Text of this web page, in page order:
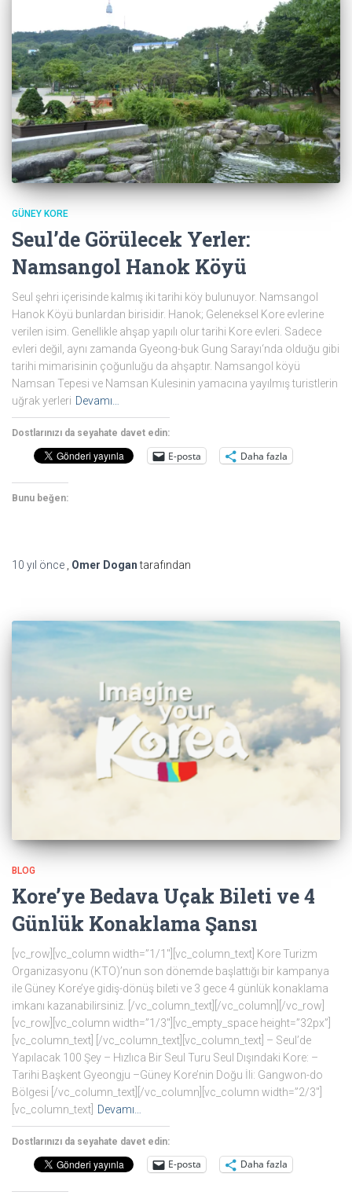
GÜNEY KORE
Seul’de Görülecek Yerler:
Namsangol Hanok Köyü
Seul şehri içerisinde kalmış iki tarihi köy bulunuyor. Namsangol
Hanok Köyü bunlardan birisidir. Hanok; Geleneksel Kore evlerine
verilen isim. Genellikle ahşap yapılı olur tarihi Kore evleri. Sadece
evleri değil, aynı zamanda Gyeong-buk Gung Sarayı‘nda olduğu gibi
tarihi mimarisinin çoğunluğu da ahşaptır. Namsangol köyü
Namsan Tepesi ve Namsan Kulesinin yamacına yayılmış turistlerin
uğrak yerleri Devamı…
Dostlarınızı da seyahate davet edin:
E-posta Daha fazla
Bunu beğen:
10 yıl önce , Omer Dogantarafından
BLOG
Kore’ye Bedava Uçak Bileti ve 4
Günlük Konaklama Şansı
[vc_row][vc_column width=”1/1″][vc_column_text] Kore Turizm
Organizasyonu (KTO)’nun son dönemde başlattığı bir kampanya
ile Güney Kore’ye gidiş-dönüş bileti ve 3 gece 4 günlük konaklama
imkanı kazanabilirsiniz. [/vc_column_text][/vc_column][/vc_row]
[vc_row][vc_column width=”1/3″][vc_empty_space height=”32px”]
[vc_column_text] [/vc_column_text][vc_column_text] – Seul’de
Yapılacak 100 Şey – Hızlıca Bir Seul Turu Seul Dışındaki Kore: –
Tarihi Başkent Gyeongju –Güney Kore’nin Doğu İli: Gangwon-do
Bölgesi [/vc_column_text][/vc_column][vc_column width=”2/3″]
[vc_column_text] Devamı…
Dostlarınızı da seyahate davet edin:
E-posta Daha fazla